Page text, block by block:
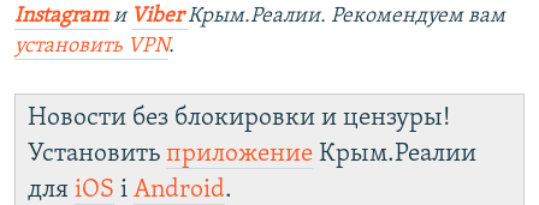
Instagram и ViberКрым.Реалии. Рекомендуем вам
установить VPN.
Новости без блокировки и цензуры!
Установить приложение Крым.Реалии
для iOS і Android.